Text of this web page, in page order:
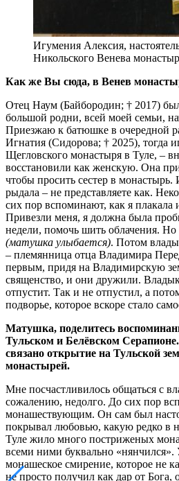
Игумения Алексия,
Никольского Венева
Как же Вы сюда, в Венев
Отец Наум (Байбородин; † 2017)
большой родни, всей моей семьи,
Приезжаю к батюшке в очередной
Игнатия (Сидорова; † 2025), тогда
Щегловского монастыря в Туле, –
восстановили как женскую. Она
чтобы просить сестер в
рыдала – не представляете как.
сих пор вспоминают, как я плакала
Привезли меня, я должна была
недели, помочь шить облачения. Но
(матушка улыбается). Потом
– племянница отца Владимира
первым, придя на Владимирскую
священство, и они дружили.
отпустит. Так и не отпустил, а
подворье, которое вскоре стало
Матушка, поделитесь
Тульском и Белёвском
связано открытие на Тульской
монастырей.
Мне посчастливилось общаться с
сожалению, недолго. До сих пор
монашествующим. Он сам был
покрывал любовью, какую редко в
Туле жило много постриженых
всеми ними буквально «нянчился».
монашеское смирение, которое не
не просто получил как дар от Бога,